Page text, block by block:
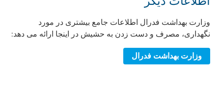
وزارت بهداشت فدرال اطلاعات جامع بیشتری در مورد
نگهداری، مصرف و دست زدن به حشیش در اینجا ارائه می دهد:
وزارت بهداشت فدرال